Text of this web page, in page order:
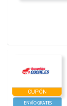
CUPÓN
ENVÍO GRATIS